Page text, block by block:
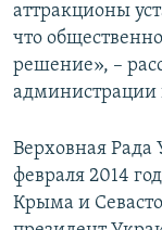
аттракционы
что
решение», –
администрации
Верховная Рада
февраля 2014
Крыма и